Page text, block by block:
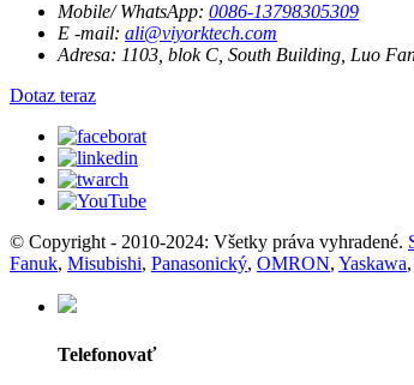
Mobile/ WhatsApp: 0086-13798305309
E -mail: ali@viyorktech.com
Adresa: 1103, blok C, South Building, Luo
Dotaz teraz
© Copyright - 2010-2024: Všetky práva vyhradené.
Fanuk, Misubishi, Panasonický, OMRON, Yaskawa,
Telefonovať